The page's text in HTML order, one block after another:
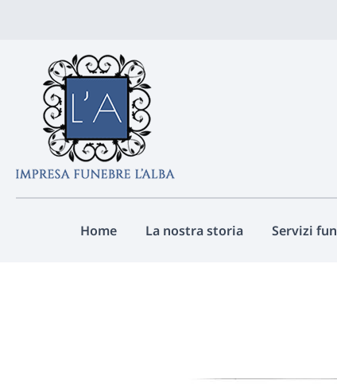
Home La nostra storia Servizi